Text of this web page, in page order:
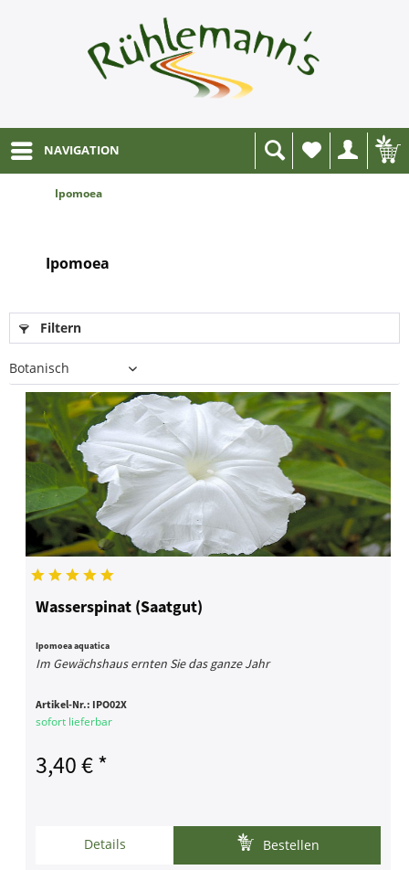
NAVIGATION
Wunschliste
Ipomoea
Ipomoea
Filtern
Wasserspinat (Saatgut)
Ipomoea aquatica
Im Gewächshaus ernten Sie das ganze Jahr
Artikel-Nr.: IPO02X
sofort lieferbar
3,40 € *
Details Bestellen